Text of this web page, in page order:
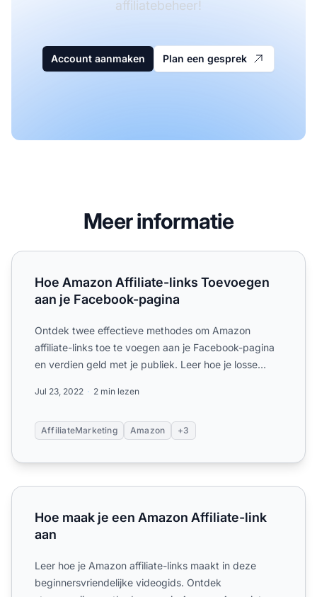
affiliatebeheer!
Account aanmaken Plan een gesprek
Meer informatie
Hoe Amazon Affiliate-links Toevoegen aan je Facebook-
Hoe Amazon Affiliate-links Toevoegen
aan je Facebook-pagina
Ontdek twee effectieve methodes om Amazon
affiliate-links toe te voegen aan je Facebook-pagina
en verdien geld met je publiek. Leer hoe je losse
Jul 23, 2022 2 min lezen
AffiliateMarketing Amazon +3
Hoe maak je een Amazon Affiliate-link aan
Hoe maak je een Amazon Affiliate-link
aan
Leer hoe je Amazon affiliate-links maakt in deze
beginnersvriendelijke videogids. Ontdek